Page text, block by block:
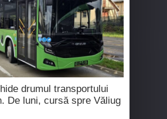
drumul transportului
De luni, cursă spre Văliug